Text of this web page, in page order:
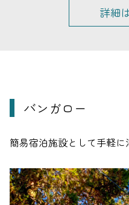
詳細
バンガロー
簡易宿泊施設として手軽に